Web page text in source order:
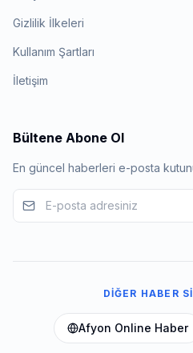
Gizlilik İlkeleri
Kullanım Şartları
İletişim
Bültene Abone Ol
En güncel haberleri e-posta
DIĞER HABER
Afyon Online Haber